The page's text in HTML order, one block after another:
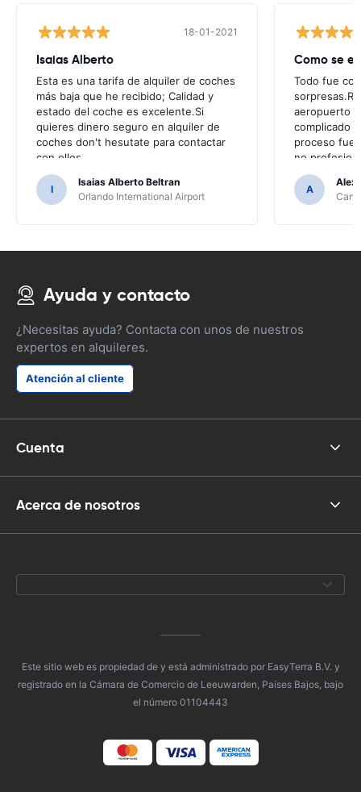
18-01-2021
Isaias Alberto
Esta es una tarifa de alquiler de coches
más baja que he recibido; Calidad y
estado del coche es excelente.Si
quieres dinero seguro en alquiler de
coches don't hesutate para contactar
con ellos
I
Isaias Alberto Beltran
Orlando International Airport
Como se
Todo fue
aeropuerto
complicado
proceso fue
no
A
Alex
Ayuda y contacto
¿Necesitas ayuda? Contacta con unos de nuestros
expertos en alquileres.
Atención al cliente
Cuenta
Acerca de nosotros
Este sitio web es propiedad de y está administrado por EasyTerra B.V. y
registrado en la Cámara de Comercio de Leeuwarden, Países Bajos, bajo
el número 01104443